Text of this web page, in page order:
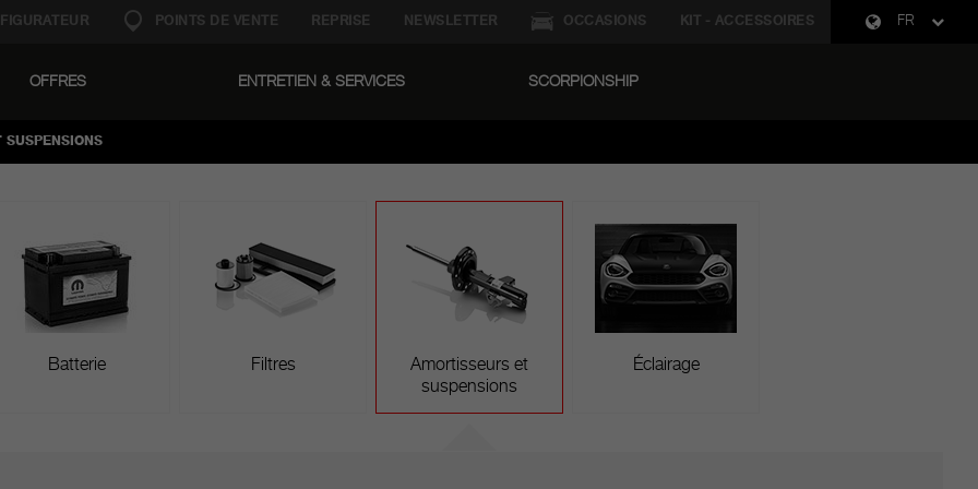
POINTS DE VENTE REPRISE NEWSLETTER OCCASIONS KIT - ACCESSOIRES FR
OFFRES ENTRETIEN & SERVICES SCORPIONSHIP
SUSPENSIONS
Notre but ? Vous restituer votre véhicule avec les mêmes standards de qualité que ceux qu’il possédait à sa sortie
Batterie Filtres
Amortisseurs et
suspensions
Éclairage